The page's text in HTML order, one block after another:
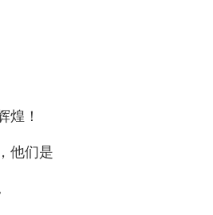
煌！
他们是